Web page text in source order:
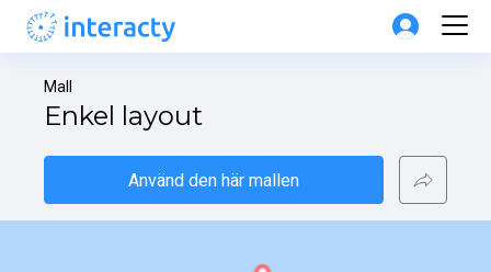
Mall
Enkel layout
Använd den här mallen